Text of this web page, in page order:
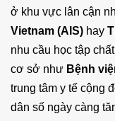
ở khu vực lân cận
Vietnam (AIS) hay
nhu cầu học tập
cơ sở như Bệnh
trung tâm y tế cộng
dân số ngày càng